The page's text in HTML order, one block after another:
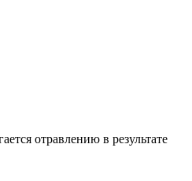
отравлению в результате